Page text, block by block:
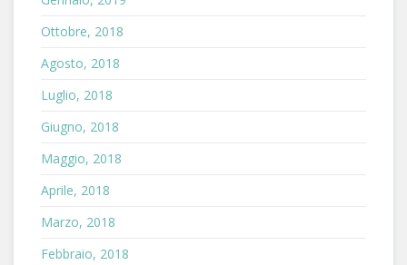
Ottobre, 2018
Agosto, 2018
Luglio, 2018
Giugno, 2018
Maggio, 2018
Aprile, 2018
Marzo, 2018
Febbraio, 2018